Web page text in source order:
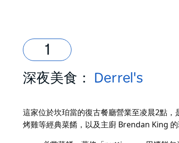
深夜美食： Derrel's
這家位於坎珀當的復古餐廳營業至凌晨2點
烤雞等經典菜餚，以及主廚 Brendan King